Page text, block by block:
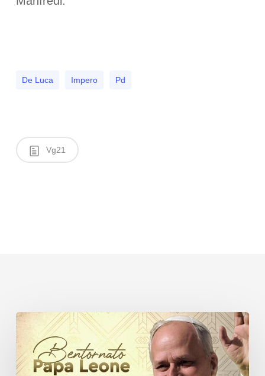
De Luca Impero Pd
Vg21